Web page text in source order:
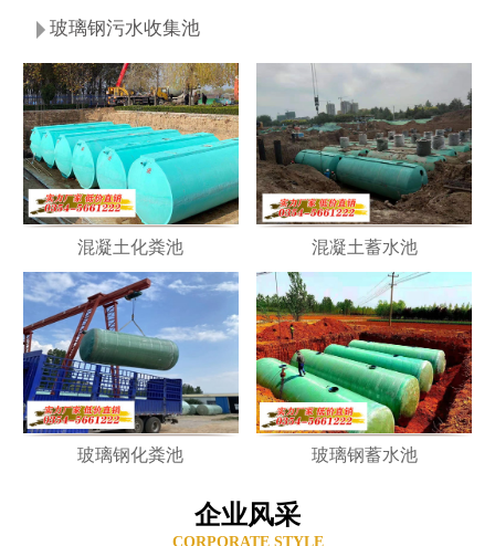
玻璃钢污水收集池
混凝土化粪池 混凝土蓄水池
玻璃钢化粪池 玻璃钢蓄水池
企业风采
CORPORATE STYLE